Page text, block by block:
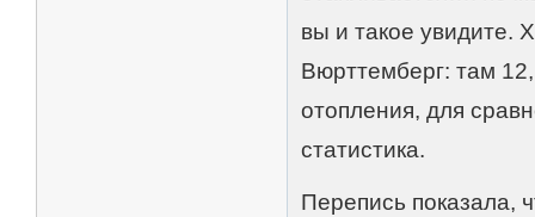
вы и такое увидите.
Вюрттемберг: там
отопления, для
статистика.
Перепись показала,